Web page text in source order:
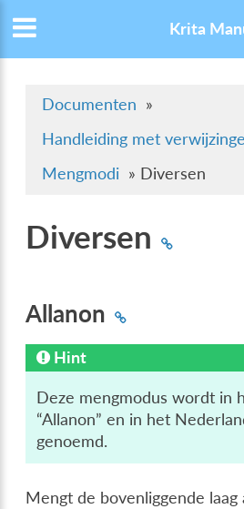
Krita
Documenten »
Handleiding met
Mengmodi » Diversen
Diversen
Allanon
Hint
Deze mengmodus wordt in
“Allanon” en in het
genoemd.
Mengt de bovenliggende